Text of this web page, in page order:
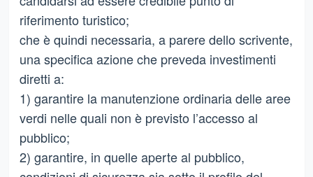
riferimento turistico;
che è quindi necessaria, a parere dello scrivente,
una specifica azione che preveda investimenti
diretti a:
1) garantire la manutenzione ordinaria delle aree
verdi nelle quali non è previsto l’accesso al
pubblico;
2) garantire, in quelle aperte al pubblico,